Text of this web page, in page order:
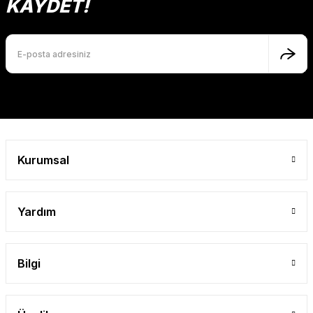
Ürün fiyatı diğer sitelerden daha pahalı.
Bu ürüne benzer farklı alternatifler olmalı.
KAYDET!
Kurumsal
Yardım
Bilgi